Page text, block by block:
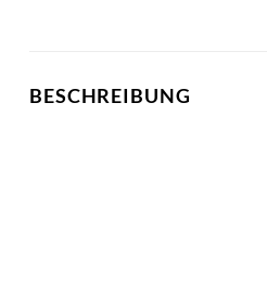
BESCHREIBUNG